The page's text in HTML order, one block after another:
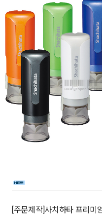
[주문제작]사치하타 프리미